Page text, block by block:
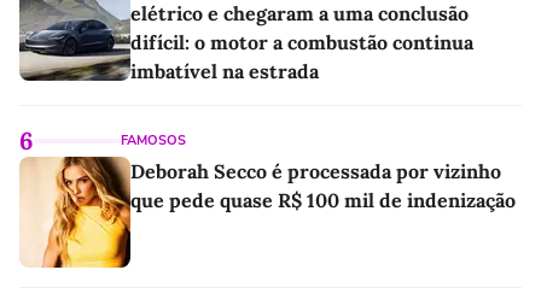
elétrico e chegaram a uma conclusão
difícil: o motor a combustão continua
imbatível na estrada
6 FAMOSOS
Deborah Secco é processada por vizinho
que pede quase R$ 100 mil de indenização